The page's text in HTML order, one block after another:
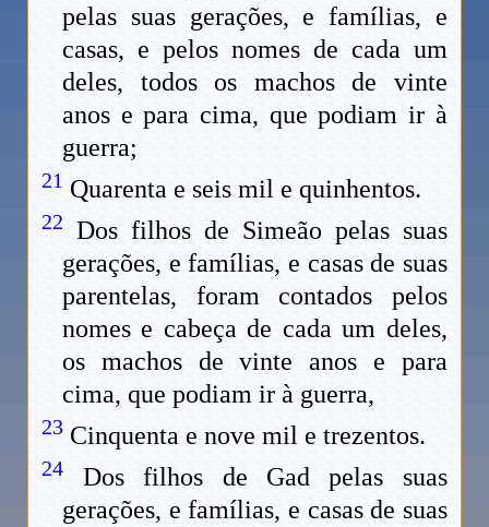
pelas suas gerações, e famílias, e
casas, e pelos nomes de cada um
deles, todos os machos de vinte
anos e para cima, que podiam ir à
guerra;
21 Quarenta e seis mil e quinhentos.
22 Dos filhos de Simeão pelas suas
gerações, e famílias, e casas de suas
parentelas, foram contados pelos
nomes e cabeça de cada um deles,
os machos de vinte anos e para
cima, que podiam ir à guerra,
23 Cinquenta e nove mil e trezentos.
24
Dos filhos de Gad pelas suas
gerações, e famílias, e casas de suas